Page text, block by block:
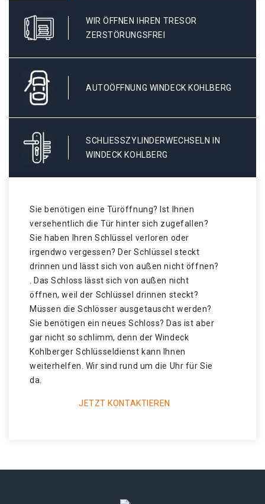
WIR ÖFFNEN IHREN TRESOR
ZERSTÖRUNGSFREI
AUTOÖFFNUNG WINDECK KOHLBERG
SCHLIESSZYLINDERWECHSELN IN W
INDECK KOHLBERG
Sie benötigen eine Türöffnung? Ist Ihnen
versehentlich die Tür hinter sich zugefallen?
Sie haben Ihren Schlüssel verloren oder
irgendwo vergessen? Der Schlüssel steckt
drinnen und lässt sich von außen nicht öffnen?
. Das Schloss lässt sich von außen nicht
öffnen, weil der Schlüssel drinnen steckt?
Müssen die Schlösser ausgetauscht werden?
Sie benötigen ein neues Schloss? Das ist aber
gar nicht so schlimm, denn der Windeck
Kohlberger Schlüsseldienst kann Ihnen
weiterhelfen. Wir sind rund um die Uhr für Sie
da.
JETZT KONTAKTIEREN